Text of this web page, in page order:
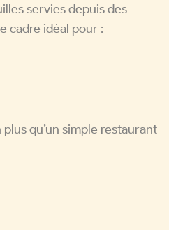
servies depuis des
cadre idéal pour :
qu’un simple restaurant